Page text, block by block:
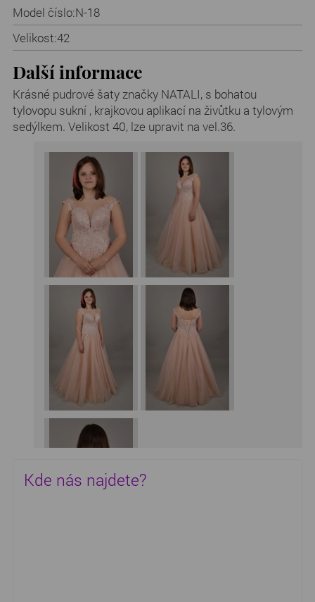
Model číslo:N-18
Velikost:42
Další informace
Krásné pudrové šaty značky NATALI, s bohatou
tylovopu sukní , krajkovou aplikací na živůtku a tylovým
sedýlkem. Velikost 40, lze upravit na vel.36.
Kde nás najdete?